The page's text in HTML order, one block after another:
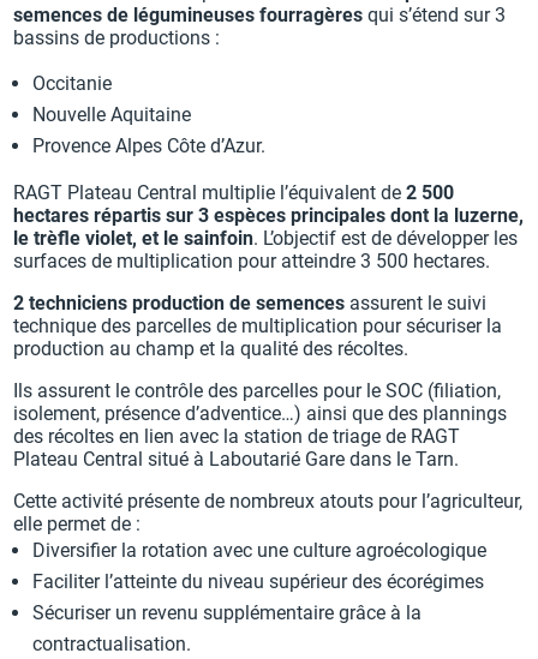
semences de légumineuses fourragères qui s’étend sur 3
bassins de productions :
Occitanie
Nouvelle Aquitaine
Provence Alpes Côte d’Azur.
RAGT Plateau Central multiplie l’équivalent de2 500
hectares répartis sur 3 espèces principales dont la luzerne,
le trèfle violet, et le sainfoin. L’objectif est de développer les
surfaces de multiplication pour atteindre 3 500 hectares.
2 techniciens production de semences assurent le suivi
technique des parcelles de multiplication pour sécuriser la
production au champ et la qualité des récoltes.
Ils assurent le contrôle des parcelles pour le SOC (filiation,
isolement, présence d’adventice…) ainsi que des plannings
des récoltes en lien avec la station de triage de RAGT
Plateau Central situé à Laboutarié Gare dans le Tarn.
Cette activité présente de nombreux atouts pour l’agriculteur,
elle permet de :
Diversifier la rotation avec une culture agroécologique
Faciliter l’atteinte du niveau supérieur des écorégimes
Sécuriser un revenu supplémentaire grâce à la
contractualisation.